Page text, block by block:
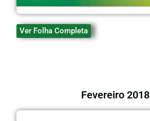
Ver Folha Completa
Fevereiro 2018